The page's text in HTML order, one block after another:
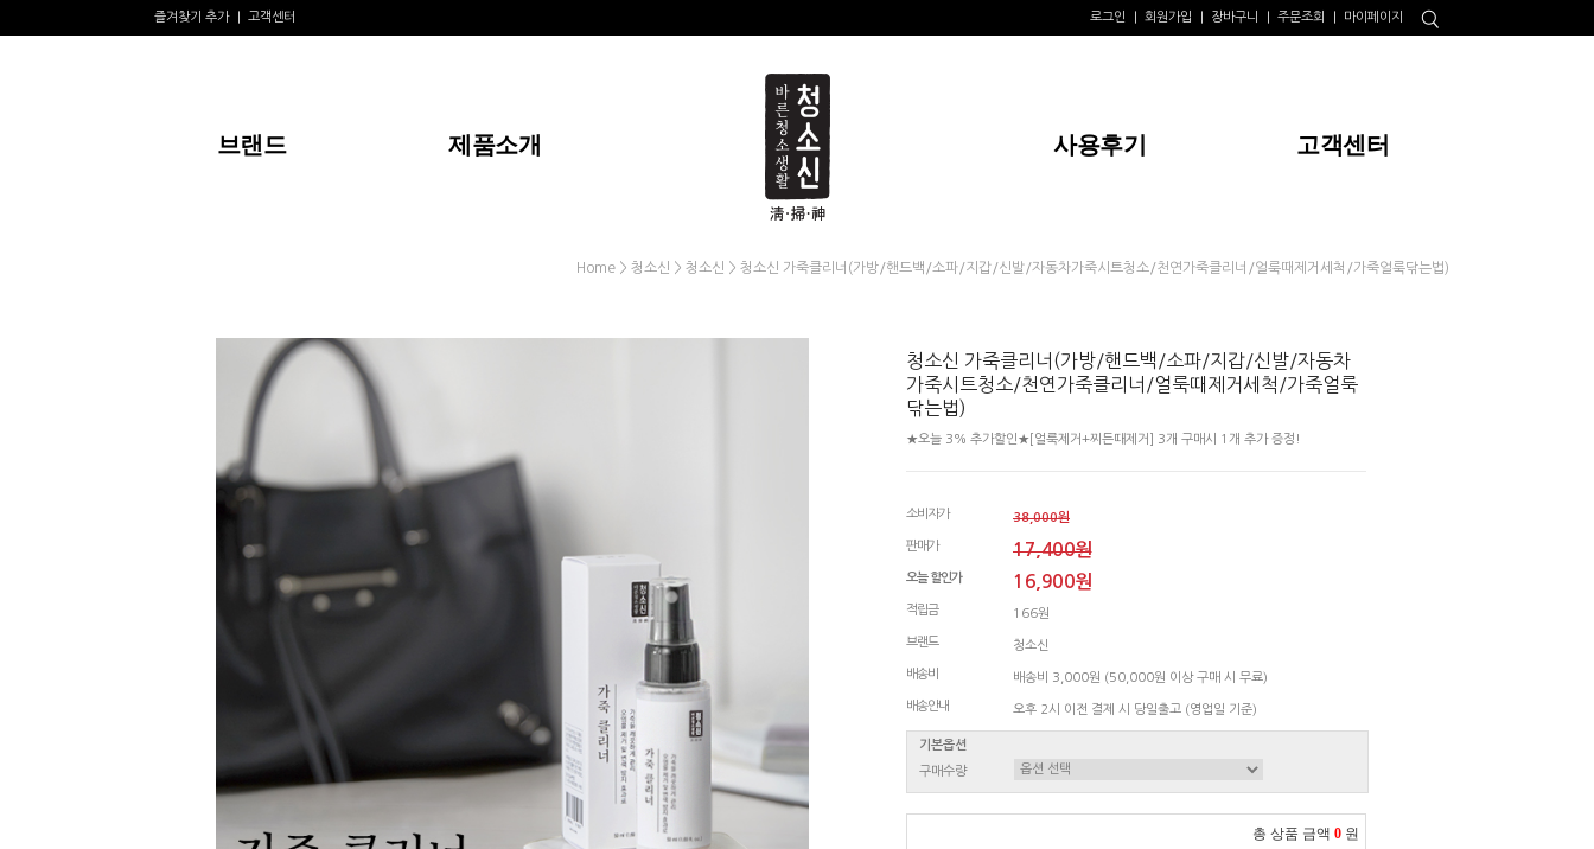
즐겨찾기 추가 고객센터 로그인 회원가입 장바구니 주문조회 마이페이지
브랜드 제품소개 사용후기 고객센터
Home > 청소신 > 청소신 > 청소신 가죽클리너(가방/핸드백/소파/지갑/신발/자동차가죽시트청소/천연가죽클리너/얼룩때제거세척/가죽얼룩닦는법)
청소신 가죽클리너(가방/핸드백/소파/지갑/신발/자동차
가죽시트청소/천연가죽클리너/얼룩때제거세척/가죽얼룩
닦는법)
★오늘 3% 추가할인★[얼룩제거+찌든때제거] 3개 구매시 1개 추가 증정!
소비자가 38,000원
판매가 17,400원
오늘 할인가 16,900원
적립금 166원
브랜드 청소신
배송비 배송비 3,000원 (50,000원 이상 구매 시 무료)
배송안내 오후 2시 이전 결제 시 당일출고 (영업일 기준)
기본옵션
구매수량
총 상품 금액 0 원